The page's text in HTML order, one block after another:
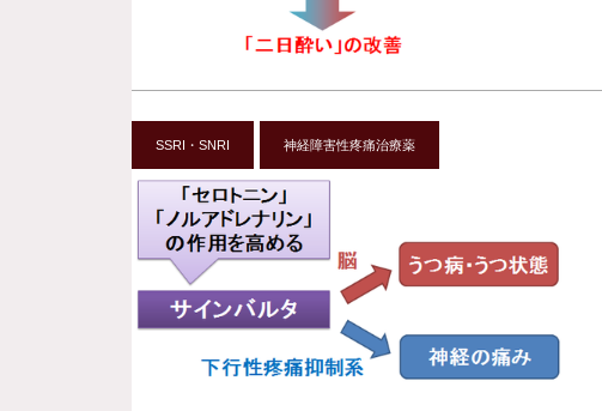
SSRI・SNRI 神経障害性疼痛治療薬